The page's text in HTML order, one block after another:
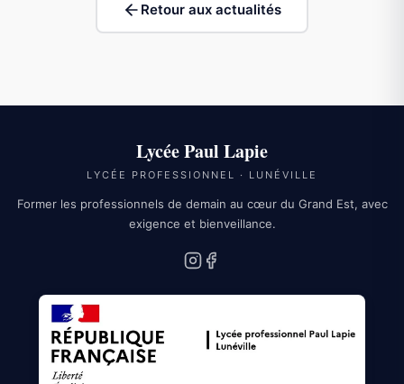
Retour aux actualités
Lycée Paul Lapie
LYCÉE PROFESSIONNEL · LUNÉVILLE
Former les professionnels de demain au cœur du Grand Est, avec
exigence et bienveillance.
Instagram